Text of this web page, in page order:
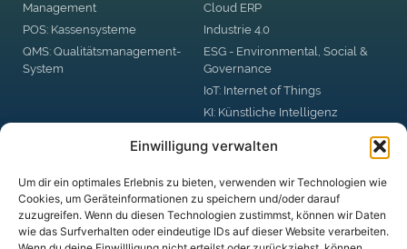
Einwilligung verwalten
Um dir ein optimales Erlebnis zu bieten, verwenden wir Technologien wie
Cookies, um Geräteinformationen zu speichern und/oder darauf
zuzugreifen. Wenn du diesen Technologien zustimmst, können wir Daten
wie das Surfverhalten oder eindeutige IDs auf dieser Website verarbeiten.
Management
POS: Kassensysteme
QMS: Qualitätsmanagement-
System
Cloud ERP
Industrie 4.0
ESG - Environmental, Social &
Governance
IoT: Internet of Things
KI: Künstliche Intelligenz
Automation
Blockchain
DSGVO: Datenschutzgrund-
Verordnung